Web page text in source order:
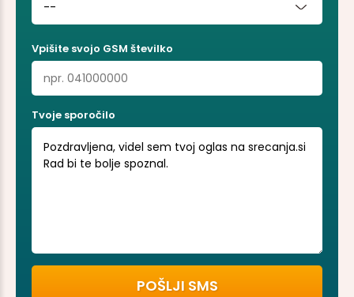
--
Vpišite svojo GSM številko
Tvoje sporočilo